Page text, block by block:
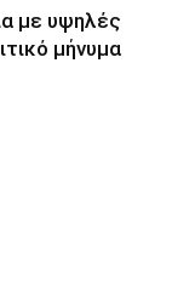
με υψηλές
μήνυμα